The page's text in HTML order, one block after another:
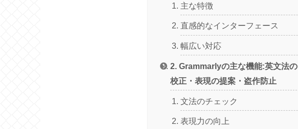
主な特徴
直感的なインターフェース
幅広い対応
2. Grammarlyの主な機能:英文法の
校正・表現の提案・盗作防止
文法のチェック
表現力の向上